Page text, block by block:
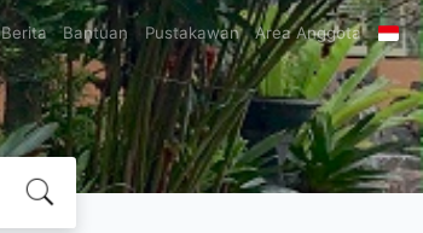
Berita Bantuan Pustakawan Area Anggota